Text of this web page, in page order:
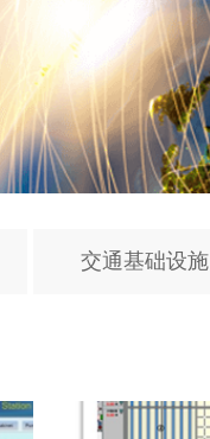
交通基础设施